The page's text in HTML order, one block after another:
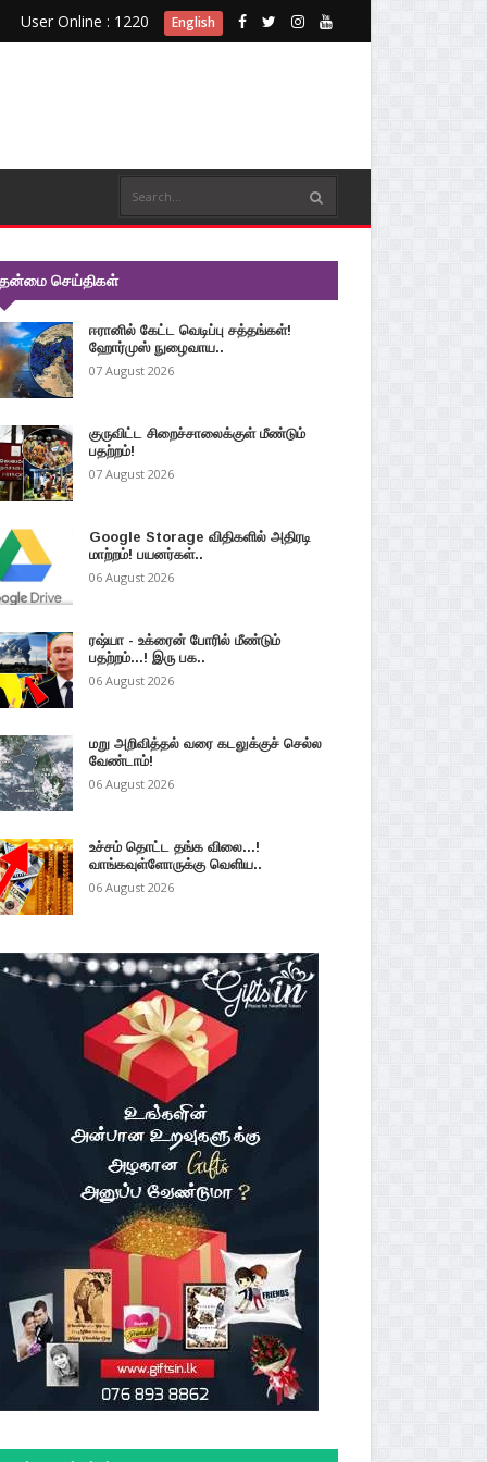
User Online : 1220 English
செய்திகள்
ஈரானில் கேட்ட வெடிப்பு சத்தங்கள்!
ஹோர்முஸ் நுழைவாய..
07 August 2026
குருவிட்ட சிறைச்சாலைக்குள் மீண்டும்
பதற்றம்!
07 August 2026
Google Storage விதிகளில் அதிரடி
மாற்றம்! பயனர்கள்..
06 August 2026
ரஷ்யா - உக்ரைன் போரில் மீண்டும்
பதற்றம்...! இரு பக..
06 August 2026
மறு அறிவித்தல் வரை கடலுக்குச் செல்ல
வேண்டாம்!
06 August 2026
உச்சம் தொட்ட தங்க விலை...!
வாங்கவுள்ளோருக்கு வெளிய..
06 August 2026